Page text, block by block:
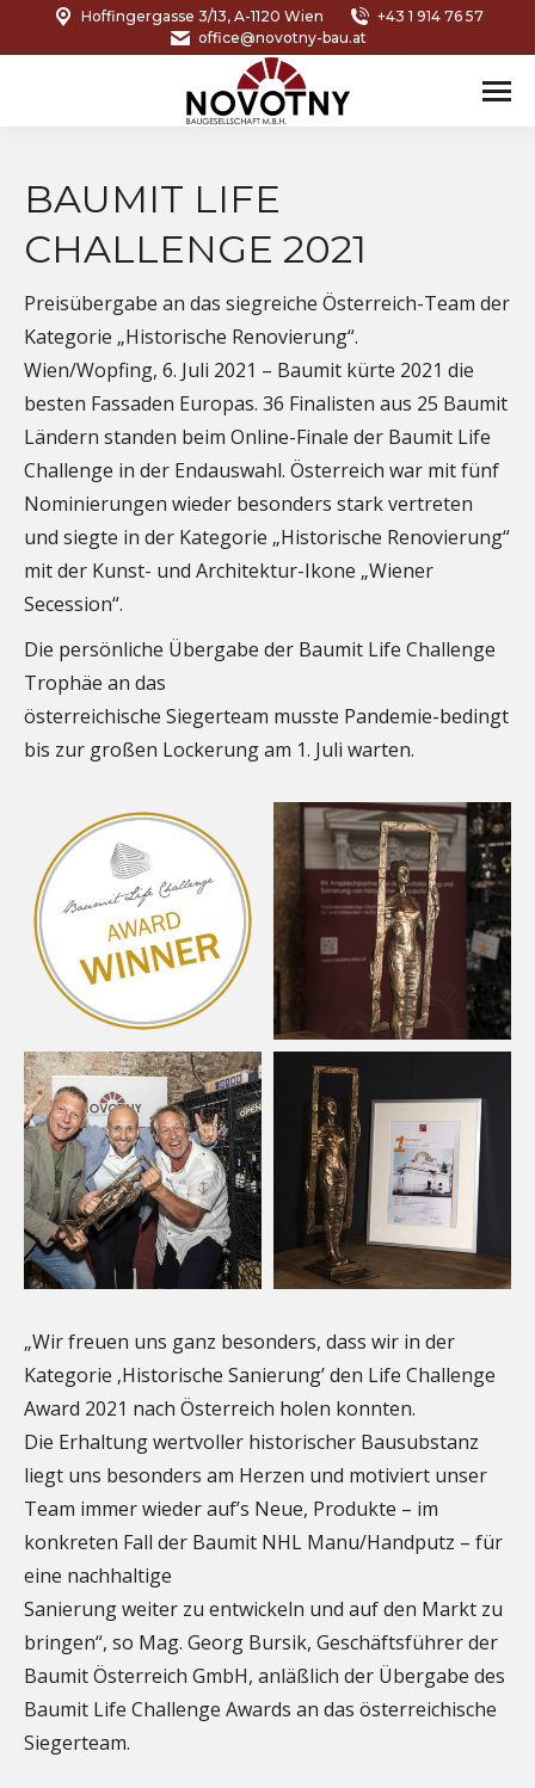
Hoffingergasse 3/13, A-1120 Wien
+43 1 914 76 57
office@novotny-bau.at
BAUMIT LIFE
CHALLENGE 2021
Preisübergabe an das siegreiche Österreich-Team der
Kategorie „Historische Renovierung“.
Wien/Wopfing, 6. Juli 2021 – Baumit kürte 2021 die
besten Fassaden Europas. 36 Finalisten aus 25 Baumit
Ländern standen beim Online-Finale der Baumit Life
Challenge in der Endauswahl. Österreich war mit fünf
Nominierungen wieder besonders stark vertreten
und siegte in der Kategorie „Historische Renovierung“
mit der Kunst- und Architektur-Ikone „Wiener
Secession“.
Die persönliche Übergabe der Baumit Life Challenge
Trophäe an das
österreichische Siegerteam musste Pandemie-bedingt
bis zur großen Lockerung am 1. Juli warten.
„Wir freuen uns ganz besonders, dass wir in der
Kategorie ‚Historische Sanierung’ den Life Challenge
Award 2021 nach Österreich holen konnten.
Die Erhaltung wertvoller historischer Bausubstanz
liegt uns besonders am Herzen und motiviert unser
Team immer wieder auf’s Neue, Produkte – im
konkreten Fall der Baumit NHL Manu/Handputz – für
eine nachhaltige
Sanierung weiter zu entwickeln und auf den Markt zu
bringen“, so Mag. Georg Bursik, Geschäftsführer der
Baumit Österreich GmbH, anläßlich der Übergabe des
Baumit Life Challenge Awards an das österreichische
Siegerteam.